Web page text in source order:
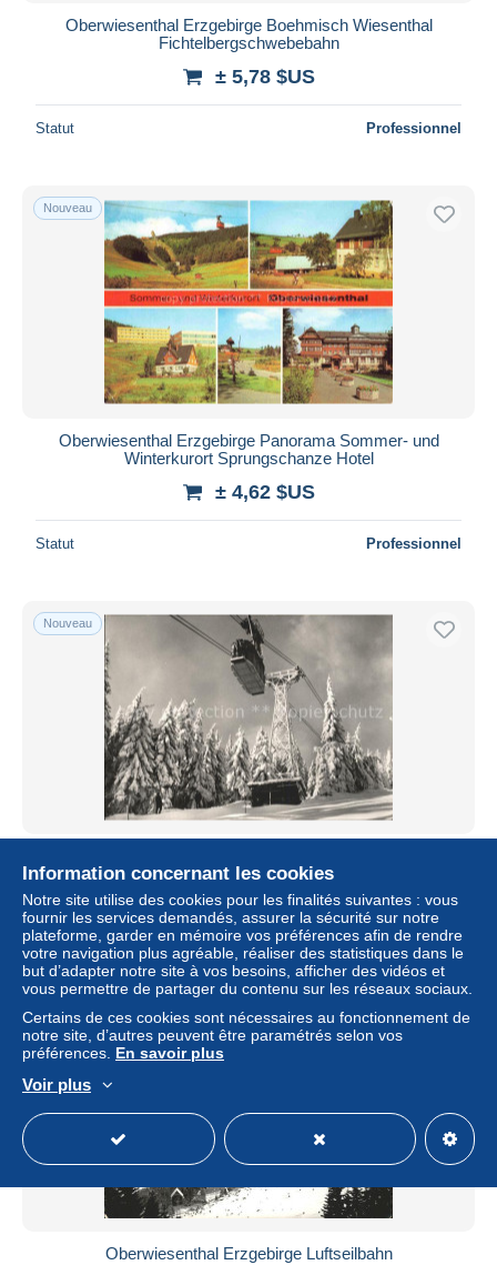
Oberwiesenthal Erzgebirge Boehmisch Wiesenthal
Fichtelbergschwebebahn
± 5,78 $US
Statut Professionnel
Nouveau
Oberwiesenthal Erzgebirge Panorama Sommer- und
Winterkurort Sprungschanze Hotel
± 4,62 $US
Statut Professionnel
Nouveau
± 5,78 $US
Statut Professionnel
Nouveau
Oberwiesenthal Erzgebirge Luftseilbahn
Information concernant les cookies
Notre site utilise des cookies pour les finalités suivantes : vous
fournir les services demandés, assurer la sécurité sur notre
plateforme, garder en mémoire vos préférences afin de rendre
votre navigation plus agréable, réaliser des statistiques dans le
but d’adapter notre site à vos besoins, afficher des vidéos et
vous permettre de partager du contenu sur les réseaux sociaux.
Certains de ces cookies sont nécessaires au fonctionnement de
notre site, d’autres peuvent être paramétrés selon vos
préférences. En savoir plus
Voir plus